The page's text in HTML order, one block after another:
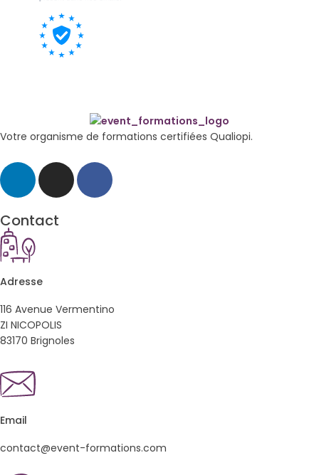
Votre organisme de formations certifiées Qualiopi.
Contact
Adresse
116 Avenue Vermentino
ZI NICOPOLIS
83170 Brignoles
Email
contact@event-formations.com